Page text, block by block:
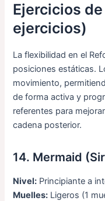
Ejercicios
ejercicios)
La flexibilidad en el
posiciones estáticas.
movimiento,
de forma activa y
referentes para
cadena posterior.
14. Mermaid
Nivel: Principiante a
Muelles: Ligeros (1